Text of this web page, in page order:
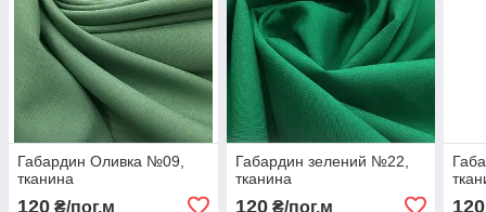
Габардин Оливка №09,
тканина
120 ₴/пог.м
Габардин зелений №22,
тканина
120₴/пог.м 120